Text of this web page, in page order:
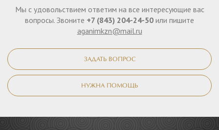
Мы с удовольствием ответим на все интересующие вас
вопросы. Звоните +7 (843) 204-24-50 или пишите
aganimkzn@mail.ru
ЗАДАТЬ ВОПРОС
НУЖНА ПОМОЩЬ